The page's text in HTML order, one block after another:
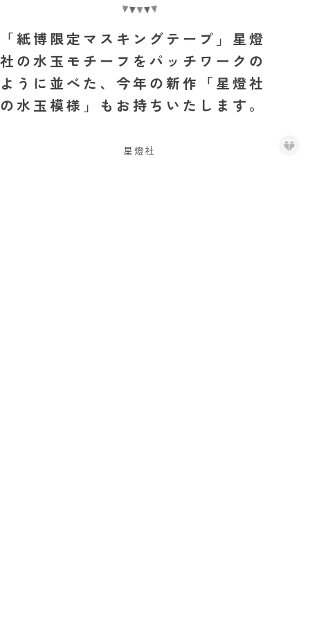
「紙博限定マスキングテープ」星燈
社の水玉モチーフをパッチワークの
ように並べた、今年の新作「星燈社
の水玉模様」もお持ちいたします。
星燈社